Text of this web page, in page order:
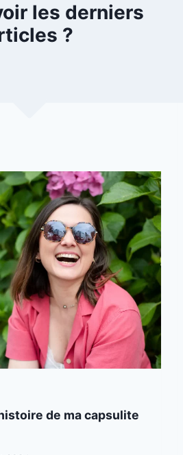
les derniers
?
de ma capsulite